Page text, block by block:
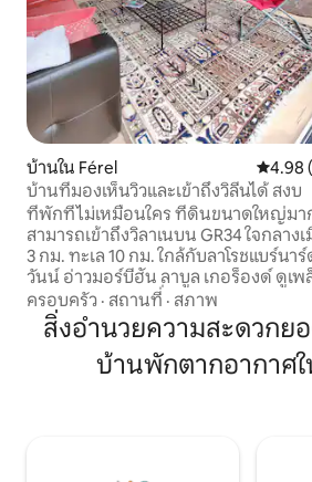
บ้านใน Férel คะแนน
4.98
บ้านที่มองเห็นวิวและเข้าถึงวิลีนได้ สงบ
ที่พักที่ไม่เหมือนใคร ที่ดินขนาดใหญ่มา
สามารถเข้าถึงวิลาเนบน GR34 ใจกลางเมือง
3 กม. ทะเล 10 กม. ใกล้กับลาโรชแบร์นาร์
วันน์ อ่าวมอร์บีฮัน ลาบูล เกอร็องด์ ดูเพล็
55 ตร.ม. ห้องครัวที่มีอุปกรณ์ครบครัน ห้
นั่งเล่นพร้อมหน้าต่างบานใหญ่ ทีวี Wi-Fi
ห้องนอนชั้นบน เตียงขนาด 160 ห้องอ
น้ำที่มีฝักบัวอาบน้ำ ห้องสุขา ระเบียงบน
ครอบครัว · สถานที่ · สภาพ
สิ่งอำนวยความสะดวกย
บ้านพักตากอากาศใ